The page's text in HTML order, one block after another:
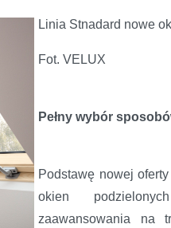
Linia Stnadard nowe
Fot. VELUX
Pełny wybór
Podstawę nowej
okien
zaawansowania na